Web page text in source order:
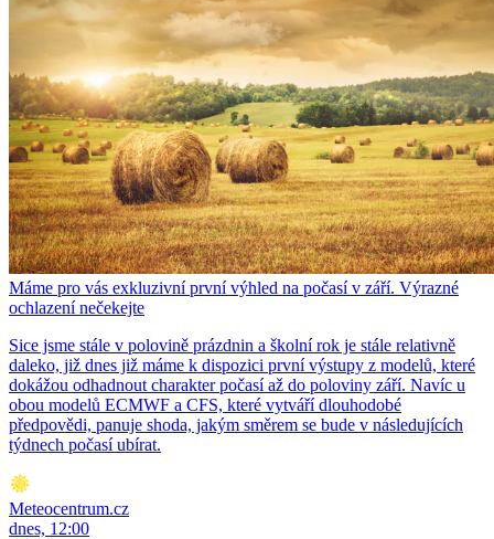
Máme pro vás exkluzivní první výhled na počasí v září. Výrazné
ochlazení nečekejte
Sice jsme stále v polovině prázdnin a školní rok je stále relativně
daleko, již dnes již máme k dispozici první výstupy z modelů, které
dokážou odhadnout charakter počasí až do poloviny září. Navíc u
obou modelů ECMWF a CFS, které vytváří dlouhodobé
předpovědi, panuje shoda, jakým směrem se bude v následujících
týdnech počasí ubírat.
Meteocentrum.cz
dnes, 12:00